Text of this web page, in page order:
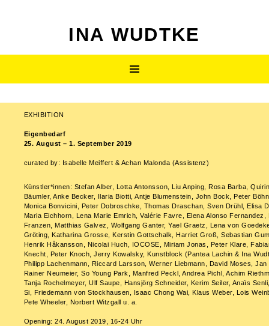
INA WUDTKE
SKIP
CONTENT
EXHIBITION
Eigenbedarf
25. August – 1. September 2019
curated by: Isabelle Meiffert & Achan Malonda (Assistenz)
Künstler*innen: Stefan Alber, Lotta Antonsson, Liu Anping, Rosa Barba,
Bäumler, Anke Becker, Ilaria Biotti, Antje Blumenstein, John Bock, Peter
Monica Bonvicini, Peter Dobroschke, Thomas Draschan, Sven Drühl, Elisa
Maria Eichhorn, Lena Marie Emrich, Valérie Favre, Elena Alonso Fernandez,
Franzen, Matthias Galvez, Wolfgang Ganter, Yael Graetz, Lena von
Gröting, Katharina Grosse, Kerstin Gottschalk, Harriet Groß, Sebastian
Henrik Håkansson, Nicolai Huch, IOCOSE, Miriam Jonas, Peter Klare,
Knecht, Peter Knoch, Jerry Kowalsky, Kunstblock (Pantea Lachin & Ina
Philipp Lachenmann, Riccard Larsson, Werner Liebmann, David Moses, Jan
Rainer Neumeier, So Young Park, Manfred Peckl, Andrea Pichl, Achim
Tanja Rochelmeyer, Ulf Saupe, Hansjörg Schneider, Kerim Seiler, Anaïs
Si, Friedemann von Stockhausen, Isaac Chong Wai, Klaus Weber, Lois
Pete Wheeler, Norbert Witzgall u. a.
Opening: 24. August 2019, 16-24 Uhr
Post
navigation